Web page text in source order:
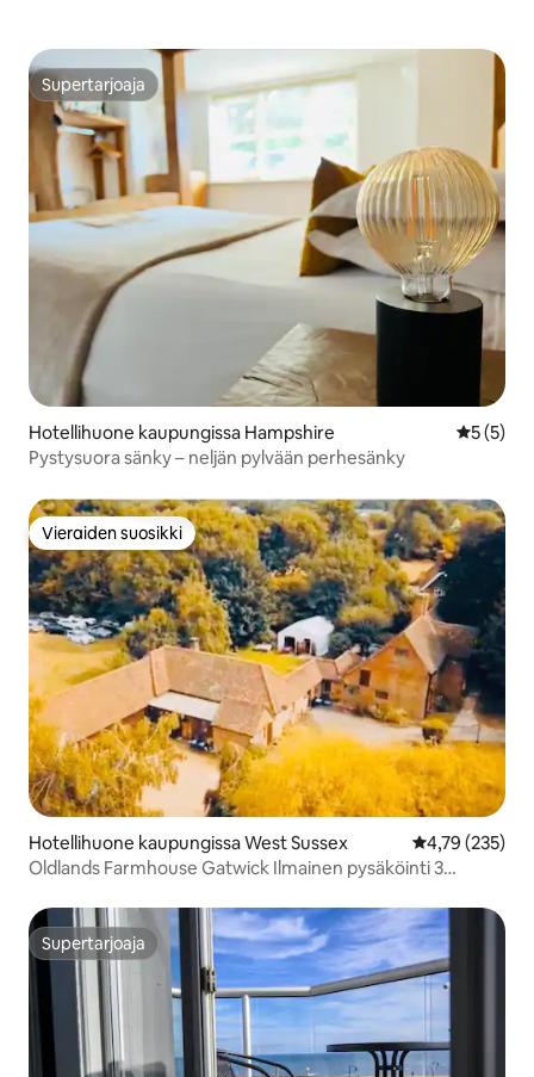
Supertarjoaja
Supertarjoaja
Hotellihuone kaupungissa Hampshire
5 (5)
Pystysuora sänky – neljän pylvään perhesänky
Vieraiden suosikki
Vieraiden suosikki
Hotellihuone kaupungissa West Sussex
4,79 (235)
Oldlands Farmhouse Gatwick Ilmainen pysäköinti 3
Supertarjoaja
Supertarjoaja